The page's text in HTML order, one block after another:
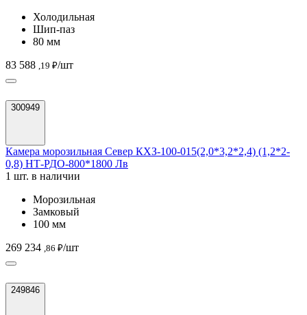
Холодильная
Шип-паз
80 мм
83 588 ,19 ₽/шт
300949
Камера морозильная Север КХЗ-100-015(2,0*3,2*2,4) (1,2*2-
0,8) НТ-РДО-800*1800 Лв
1 шт. в наличии
Морозильная
Замковый
100 мм
269 234 ,86 ₽/шт
249846